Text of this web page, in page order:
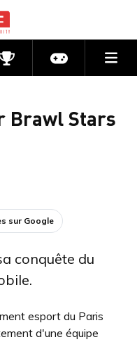
CompétitionsActu jeux
Brawl Stars
sur Google
conquête du
esport du Paris
d'une équipe